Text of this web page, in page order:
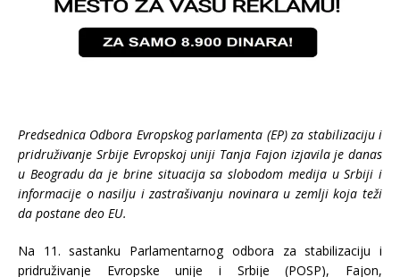
Predsednica Odbora Evropskog parlamenta (EP) za stabilizaciju i
pridruživanje Srbije Evropskoj uniji Tanja Fajon izjavila je danas
u Beogradu da je brine situacija sa slobodom medija u Srbiji i
informacije o nasilju i zastrašivanju novinara u zemlji koja teži
da postane deo EU.
Na 11. sastanku Parlamentarnog odbora za stabilizaciju i
pridruživanje Evropske unije i Srbije (POSP), Fajon,